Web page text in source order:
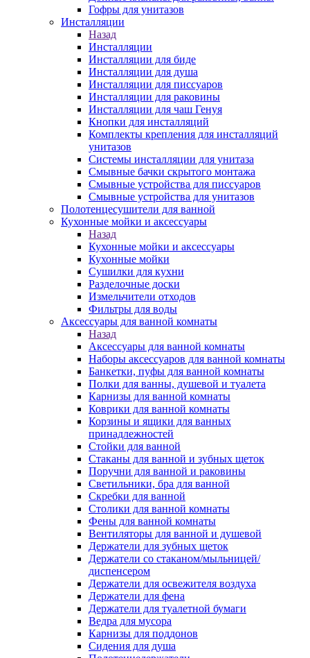
Гофры для унитазов
Инсталляции
Назад
Инсталляции
Инсталляции для биде
Инсталляции для душа
Инсталляции для писсуаров
Инсталляции для раковины
Инсталляции для чаш Генуя
Кнопки для инсталляций
Комплекты крепления для инсталляций
унитазов
Системы инсталляции для унитаза
Смывные бачки скрытого монтажа
Смывные устройства для писсуаров
Смывные устройства для унитазов
Полотенцесушители для ванной
Кухонные мойки и аксессуары
Назад
Кухонные мойки и аксессуары
Кухонные мойки
Сушилки для кухни
Разделочные доски
Измельчители отходов
Фильтры для воды
Аксессуары для ванной комнаты
Назад
Аксессуары для ванной комнаты
Наборы аксессуаров для ванной комнаты
Банкетки, пуфы для ванной комнаты
Полки для ванны, душевой и туалета
Карнизы для ванной комнаты
Коврики для ванной комнаты
Корзины и ящики для ванных
принадлежностей
Стойки для ванной
Стаканы для ванной и зубных щеток
Поручни для ванной и раковины
Светильники, бра для ванной
Скребки для ванной
Столики для ванной комнаты
Фены для ванной комнаты
Вентиляторы для ванной и душевой
Держатели для зубных щеток
Держатели со стаканом/мыльницей/
диспенсером
Держатели для освежителя воздуха
Держатели для фена
Держатели для туалетной бумаги
Ведра для мусора
Карнизы для поддонов
Сидения для душа